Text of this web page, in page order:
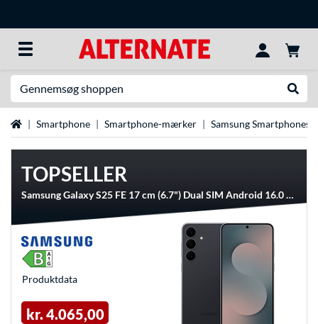
StartsideSmartphone Smartphone-mærker Samsung Smartphones
TOPSELLER
Samsung Galaxy S25 FE 17 cm (6.7") Dual SIM Android 16.0 5G USB Type-C 8 GB 256 GB 4900 mAh Sort, Mobiltelefon
Produkt­data
kr. 4.065,00